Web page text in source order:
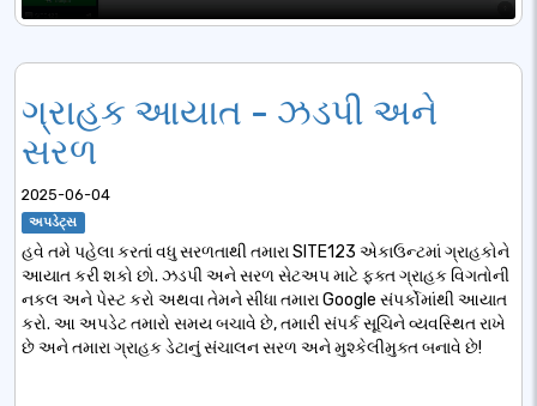
ગ્રાહક આયાત - ઝડપી અને
સરળ
2025-06-04
અપડેટ્સ
હવે તમે પહેલા કરતાં વધુ સરળતાથી તમારા SITE123 એકાઉન્ટમાં ગ્રાહકોને
આયાત કરી શકો છો. ઝડપી અને સરળ સેટઅપ માટે ફક્ત ગ્રાહક વિગતોની
નકલ અને પેસ્ટ કરો અથવા તેમને સીધા તમારા Google સંપર્કોમાંથી આયાત
કરો. આ અપડેટ તમારો સમય બચાવે છે, તમારી સંપર્ક સૂચિને વ્યવસ્થિત રાખે
છે અને તમારા ગ્રાહક ડેટાનું સંચાલન સરળ અને મુશ્કેલીમુક્ત બનાવે છે!